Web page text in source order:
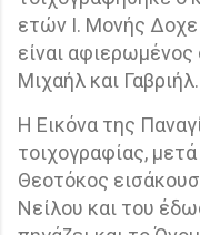
ετών Ι. Μονής
είναι
Μιχαήλ και Γαβριήλ.
Η Εικόνα της
τοιχογραφίας,
Θεοτόκος
Νείλου και του